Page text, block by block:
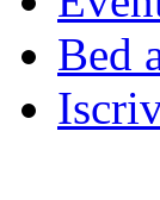
Bed